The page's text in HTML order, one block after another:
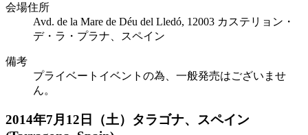
会場住所
Avd. de la Mare de Déu del Lledó, 12003 カステリョン・
デ・ラ・プラナ、スペイン
備考
プライベートイベントの為、一般発売はございませ
ん。
2014年7月12日（土）タラゴナ、スペイン